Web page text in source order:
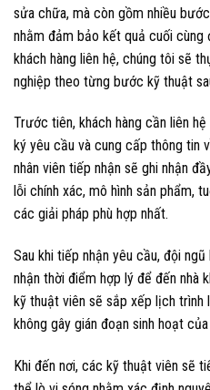
sửa chữa, mà còn gồm nhiều
nhằm đảm bảo kết quả cuối
khách hàng liên hệ, chúng tôi sẽ
nghiệp theo từng bước kỹ thuật
Trước tiên, khách hàng cần liên
ký yêu cầu và cung cấp thông tin
nhân viên tiếp nhận sẽ ghi nhận
lỗi chính xác, mô hình sản phẩm,
các giải pháp phù hợp nhất.
Sau khi tiếp nhận yêu cầu, đội
nhận thời điểm hợp lý để đến nhà
kỹ thuật viên sẽ sắp xếp lịch trình
không gây gián đoạn sinh hoạt
Khi đến nơi, các kỹ thuật viên sẽ